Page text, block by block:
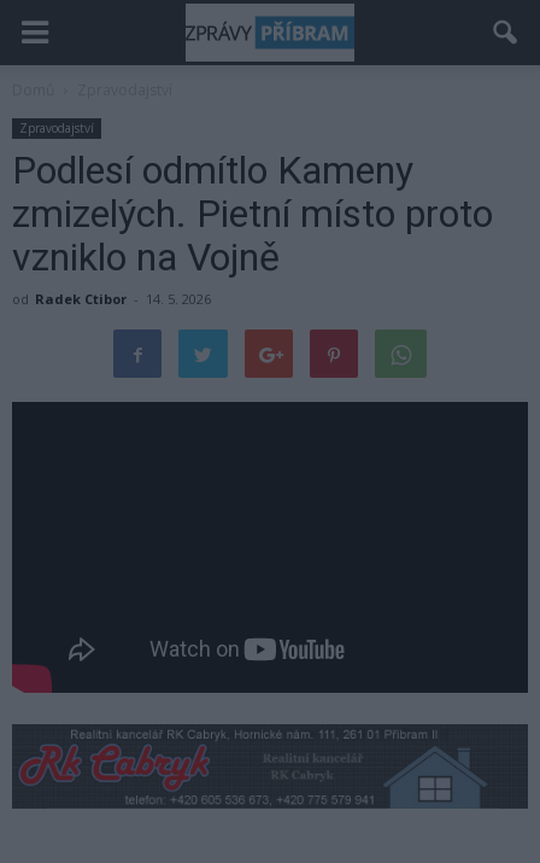
Zpravodajství
Podlesí odmítlo Kameny
zmizelých. Pietní místo proto
vzniklo na Vojně
od Radek Ctibor - 14. 5. 2026